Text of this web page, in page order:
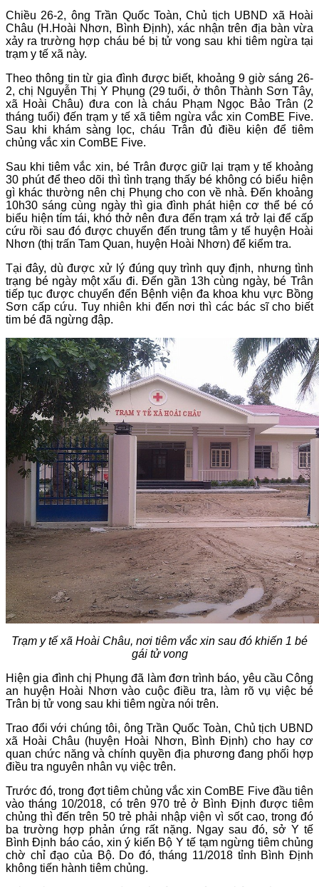
Chiều 26-2, ông Trần Quốc Toàn, Chủ tịch UBND xã Hoài
Châu (H.Hoài Nhơn, Bình Định), xác nhận trên địa bàn vừa
xảy ra trường hợp cháu bé bị tử vong sau khi tiêm ngừa tại
trạm y tế xã này.
Theo thông tin từ gia đình được biết, khoảng 9 giờ sáng 26-
2, chị Nguyễn Thị Y Phụng (29 tuổi, ở thôn Thành Sơn Tây,
xã Hoài Châu) đưa con là cháu Phạm Ngọc Bảo Trân (2
tháng tuổi) đến trạm y tế xã tiêm ngừa vắc xin ComBE Five.
Sau khi khám sàng lọc, cháu Trân đủ điều kiện để tiêm
chủng vắc xin ComBE Five.
Sau khi tiêm vắc xin, bé Trân được giữ lại trạm y tế khoảng
30 phút để theo dõi thì tình trạng thấy bé không có biểu hiện
gì khác thường nên chị Phụng cho con về nhà. Đến khoảng
10h30 sáng cùng ngày thì gia đình phát hiện cơ thể bé có
biểu hiện tím tái, khó thở nên đưa đến trạm xá trở lại để cấp
cứu rồi sau đó được chuyển đến trung tâm y tế huyện Hoài
Nhơn (thị trấn Tam Quan, huyện Hoài Nhơn) để kiểm tra.
Tại đây, dù được xử lý đúng quy trình quy định, nhưng tình
trạng bé ngày một xấu đi. Đến gần 13h cùng ngày, bé Trân
tiếp tục được chuyển đến Bệnh viện đa khoa khu vực Bồng
Sơn cấp cứu. Tuy nhiên khi đến nơi thì các bác sĩ cho biết
tim bé đã ngừng đập.
Trạm y tế xã Hoài Châu, nơi tiêm vắc xin sau đó khiến 1 bé
gái tử vong
Hiện gia đình chị Phụng đã làm đơn trình báo, yêu cầu Công
an huyện Hoài Nhơn vào cuộc điều tra, làm rõ vụ việc bé
Trân bị tử vong sau khi tiêm ngừa nói trên.
Trao đổi với chúng tôi, ông Trần Quốc Toàn, Chủ tịch UBND
xã Hoài Châu (huyện Hoài Nhơn, Bình Định) cho hay cơ
quan chức năng và chính quyền địa phương đang phối hợp
điều tra nguyên nhân vụ việc trên.
Trước đó, trong đợt tiêm chủng vắc xin ComBE Five đầu tiên
vào tháng 10/2018, có trên 970 trẻ ở Bình Định được tiêm
chủng thì đến trên 50 trẻ phải nhập viện vì sốt cao, trong đó
ba trường hợp phản ứng rất nặng. Ngay sau đó, sở Y tế
Bình Định báo cáo, xin ý kiến Bộ Y tế tạm ngừng tiêm chủng
chờ chỉ đạo của Bộ. Do đó, tháng 11/2018 tỉnh Bình Định
không tiến hành tiêm chủng.